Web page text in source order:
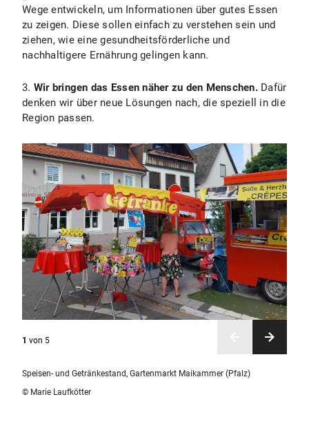
Wege entwickeln, um Informationen über gutes Essen
zu zeigen. Diese sollen einfach zu verstehen sein und
ziehen, wie eine gesundheitsförderliche und
nachhaltigere Ernährung gelingen kann.
3. Wir bringen das Essen näher zu den Menschen.Dafür
denken wir über neue Lösungen nach, die speziell in die
Region passen.
1 von 5
Speisen- und Getränkestand, Gartenmarkt Maikammer (Pfalz)
© Marie Laufkötter